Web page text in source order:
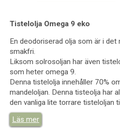
Tistelolja Omega 9 eko
En deodoriserad olja som är i
smakfri.
Liksom solrosoljan har även
som heter omega 9.
Denna tistelolja innehåller 70%
mandeloljan. Denna tisteolja har
den vanliga lite torrare tisteloljan
Tistelolja Omega 9 hudvård:
Läs mer